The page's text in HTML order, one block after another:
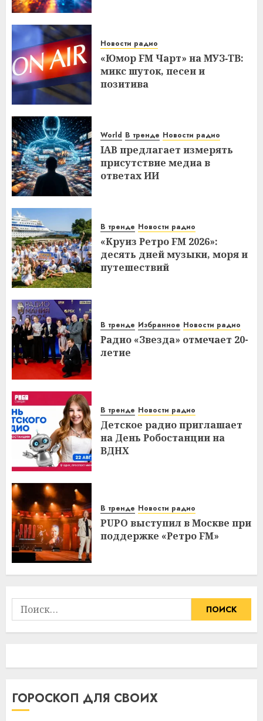
Новости радио
«Юмор FM Чарт» на МУЗ‑ТВ:
микс шуток, песен и
позитива
World В тренде Новости радио
IAB предлагает измерять
присутствие медиа в
ответах ИИ
В тренде Новости радио
«Круиз Ретро FM 2026»:
десять дней музыки, моря и
путешествий
В тренде Избранное Новости радио
Радио «Звезда» отмечает 20-
летие
В тренде Новости радио
Детское радио приглашает
на День Робостанции на
ВДНХ
В тренде Новости радио
PUPO выступил в Москве при
поддержке «Ретро FM»
Найти:
ГОРОСКОП ДЛЯ СВОИХ